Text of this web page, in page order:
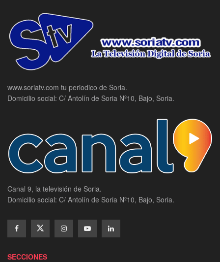
www.soriatv.com tu periodico de Soria.
Domicilio social: C/ Antolín de Soria Nº10, Bajo, Soria.
Canal 9, la televisión de Soria.
Domicilio social: C/ Antolín de Soria Nº10, Bajo, Soria.
SECCIONES